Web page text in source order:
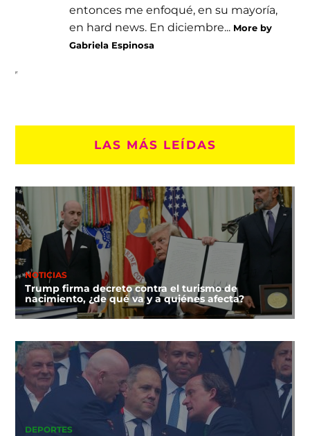
entonces me enfoqué, en su mayoría,
en hard news. En diciembre... More by
Gabriela Espinosa
LAS MÁS LEÍDAS
NOTICIAS
Trump firma decreto contra el turismo de
nacimiento, ¿de qué va y a quiénes afecta?
DEPORTES